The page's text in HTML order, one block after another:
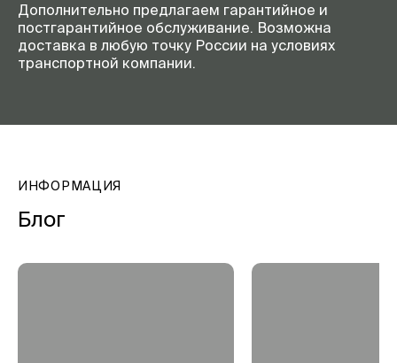
Дополнительно предлагаем гарантийное и
постгарантийное обслуживание. Возможна
доставка в любую точку России на условиях
транспортной компании.
ИНФОРМАЦИЯ
Блог